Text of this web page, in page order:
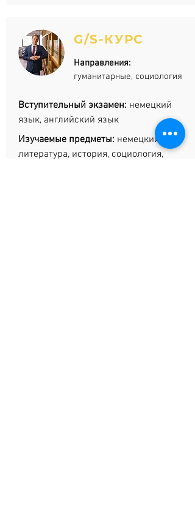
G/S-КУРС
Направления:
гуманитарные, социология
Вступительный экзамен: немецкий
язык, английский язык
Изучаемые предметы: немецкий,
литература, история, социология,